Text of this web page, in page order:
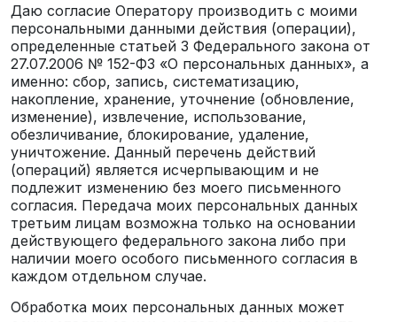
Даю согласие Оператору производить с моими
персональными данными действия (операции),
определенные статьей 3 Федерального закона от
27.07.2006 № 152-ФЗ «О персональных данных», а
именно: сбор, запись, систематизацию,
накопление, хранение, уточнение (обновление,
изменение), извлечение, использование,
обезличивание, блокирование, удаление,
уничтожение. Данный перечень действий
(операций) является исчерпывающим и не
подлежит изменению без моего письменного
согласия. Передача моих персональных данных
третьим лицам возможна только на основании
действующего федерального закона либо при
наличии моего особого письменного согласия в
каждом отдельном случае.
Обработка моих персональных данных может